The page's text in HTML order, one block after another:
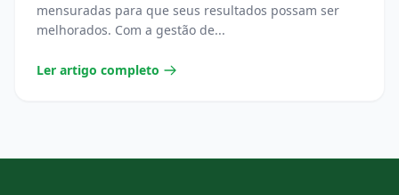
mensuradas para que seus resultados possam ser
melhorados. Com a gestão de...
Ler artigo completo